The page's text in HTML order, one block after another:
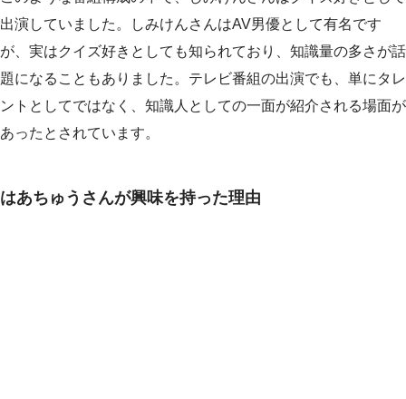
出演していました。しみけんさんはAV男優として有名です
が、実はクイズ好きとしても知られており、知識量の多さが話
題になることもありました。テレビ番組の出演でも、単にタレ
ントとしてではなく、知識人としての一面が紹介される場面が
あったとされています。
はあちゅうさんが興味を持った理由